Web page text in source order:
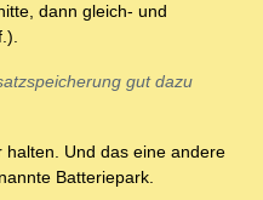
dann gleich- und
gut dazu
halten. Und das eine andere
Batteriepark.